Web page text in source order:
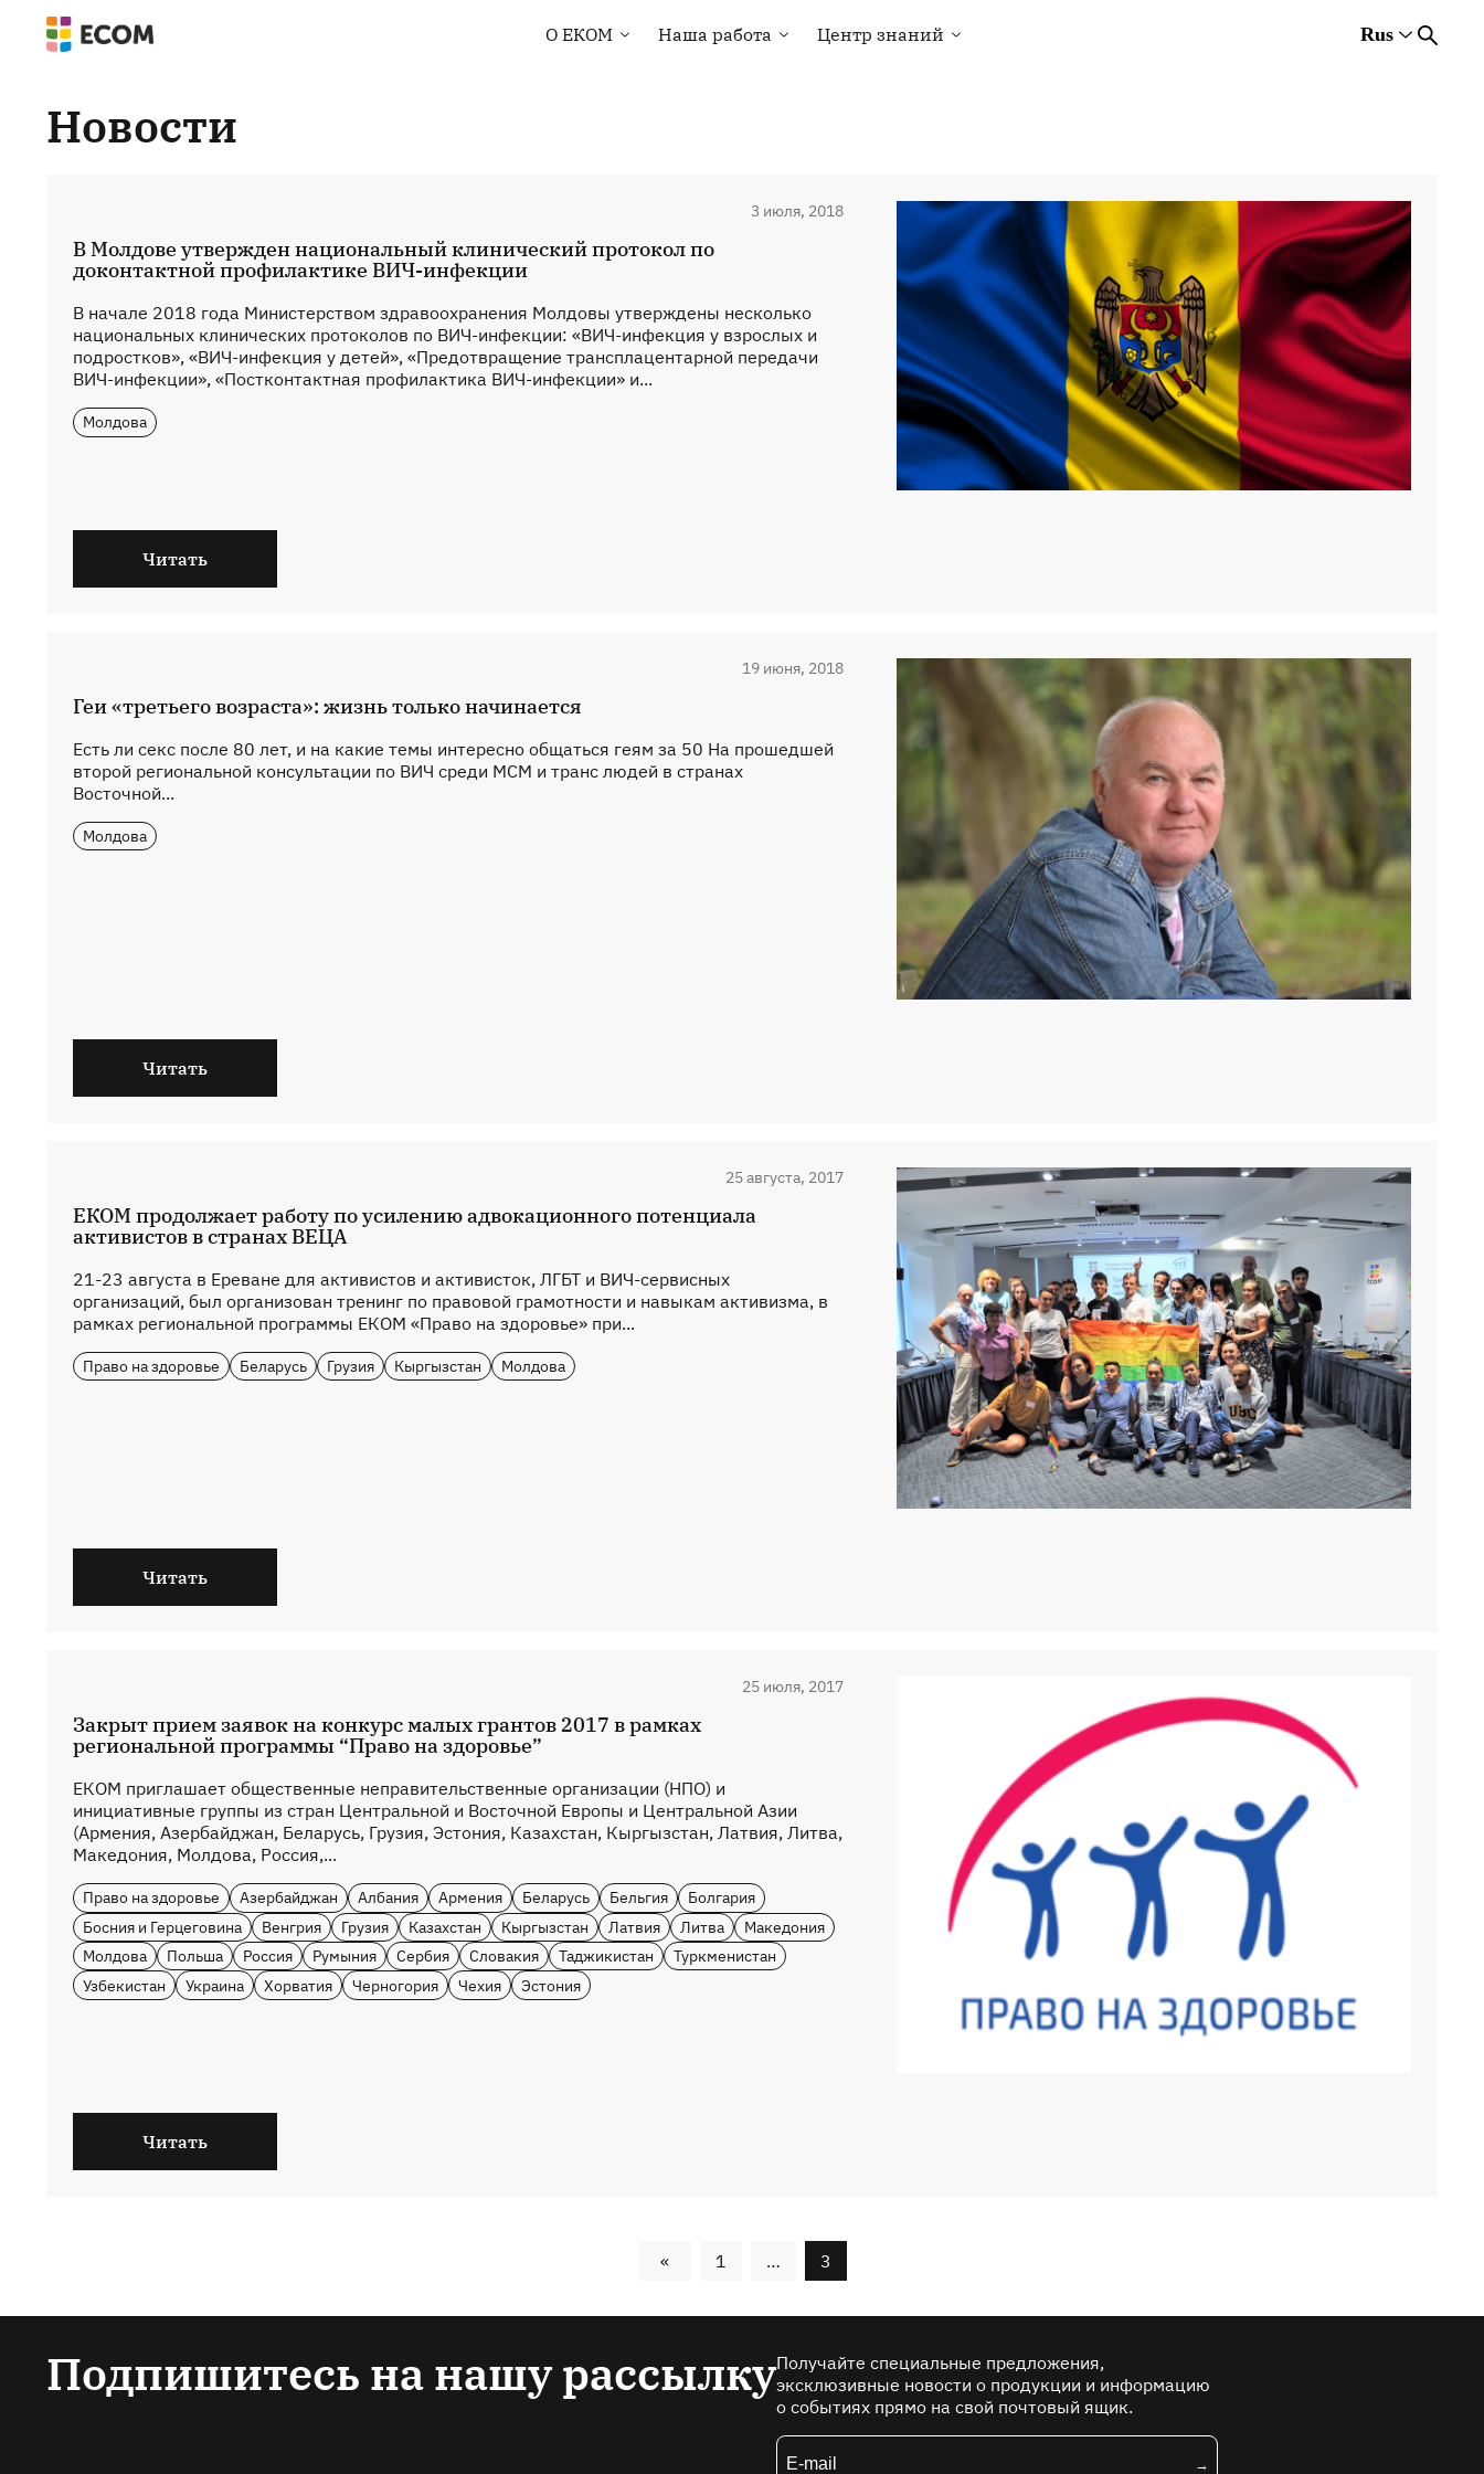
О EКOM
Наша работа
Техническая помощь
Кампания “Everybody
Центр знаний
Rus
Новости
3 июля, 2018
В Молдове утвержден национальный клинический протокол по
доконтактной профилактике ВИЧ-инфекции
В начале 2018 года Министерством здравоохранения Молдовы утверждены несколько
национальных клинических протоколов по ВИЧ-инфекции: «ВИЧ-инфекция у взрослых и
подростков», «ВИЧ-инфекция у детей», «Предотвращение трансплацентарной передачи
ВИЧ-инфекции», «Постконтактная профилактика ВИЧ-инфекции» и...
Молдова
Читать
19 июня, 2018
Геи «третьего возраста»: жизнь только начинается
Есть ли секс после 80 лет, и на какие темы интересно общаться геям за 50 На прошедшей
второй региональной консультации по ВИЧ среди МСМ и транс людей в странах
Восточной...
Молдова
Читать
25 августа, 2017
ЕКОМ продолжает работу по усилению адвокационного потенциала
активистов в странах ВЕЦА
21-23 августа в Ереване для активистов и активисток, ЛГБТ и ВИЧ-сервисных
организаций, был организован тренинг по правовой грамотности и навыкам активизма, в
рамках региональной программы ЕКОМ «Право на здоровье» при...
Право на здоровье Беларусь Грузия Кыргызстан Молдова
Читать
25 июля, 2017
Закрыт прием заявок на конкурс малых грантов 2017 в рамках
региональной программы “Право на здоровье”
EКOM приглашает общественные неправительственные организации (НПО) и
инициативные группы из стран Центральной и Восточной Европы и Центральной Азии
(Армения, Азербайджан, Беларусь, Грузия, Эстония, Казахстан, Кыргызстан, Латвия, Литва,
Македония, Молдова, Россия,...
Право на здоровье Азербайджан Албания Армения Беларусь Бельгия
Болгария
Босния и Герцеговина
Венгрия Грузия Казахстан Кыргызстан Латвия Литва
Македония
Молдова
Польша Россия Румыния Сербия Словакия Таджикистан
Туркменистан
Узбекистан
Украина Хорватия Черногория Чехия Эстония
Читать
« 1 … 3
Подпишитесь на нашу рассылкуПолучайте специальные предложения,
эксклюзивные новости о продукции и информацию
о событиях прямо на свой почтовый ящик.